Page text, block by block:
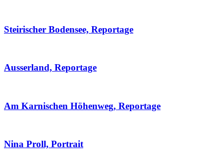
Steirischer Bodensee, Reportage
Ausserland, Reportage
Am Karnischen Höhenweg, Reportage
Nina Proll, Portrait